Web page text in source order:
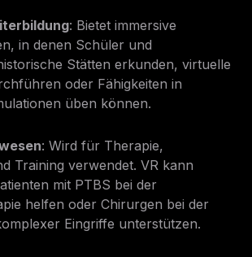
: Bietet immersive
in denen Schüler und
Stätten erkunden, virtuelle
oder Fähigkeiten in
üben können.
: Wird für Therapie,
Training verwendet. VR kann
mit PTBS bei der
helfen oder Chirurgen bei der
Eingriffe unterstützen.